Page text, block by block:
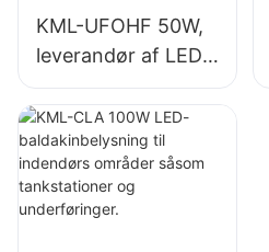
KML-UFOHF 50W,
leverandør af LED-
high bay-lys til
industrianlæg,
lagerbygninger og
andre indendørs
belysningsapplikati